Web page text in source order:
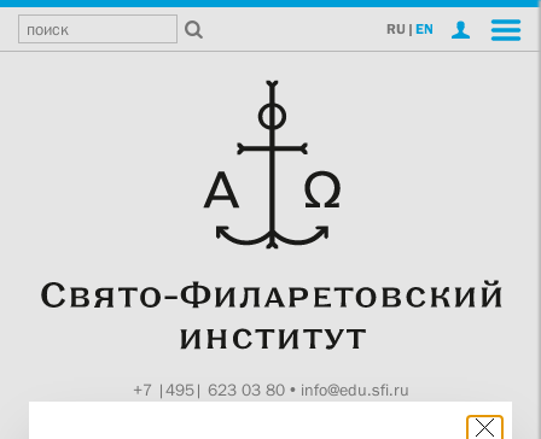
RU | EN
+7 |495| 623 03 80• info@edu.sfi.ru